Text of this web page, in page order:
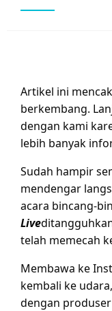
Artikel ini
berkembang.
dengan kami
lebih banyak
Sudah hampir
mendengar
acara bincang-
Live
telah memecah
Membawa ke
kembali ke udara,
dengan